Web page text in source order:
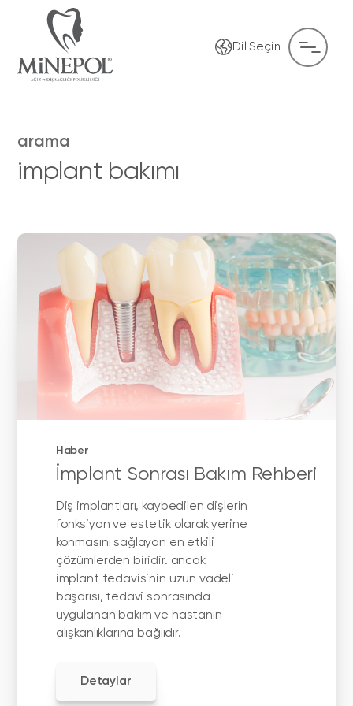
Dil Seçin
arama
implant bakımı
Haber
İmplant Sonrası Bakım Rehberi
Diş implantları, kaybedilen dişlerin
fonksiyon ve estetik olarak yerine
konmasını sağlayan en etkili
çözümlerden biridir. ancak
implant tedavisinin uzun vadeli
başarısı, tedavi sonrasında
uygulanan bakım ve hastanın
alışkanlıklarına bağlıdır.
Detaylar